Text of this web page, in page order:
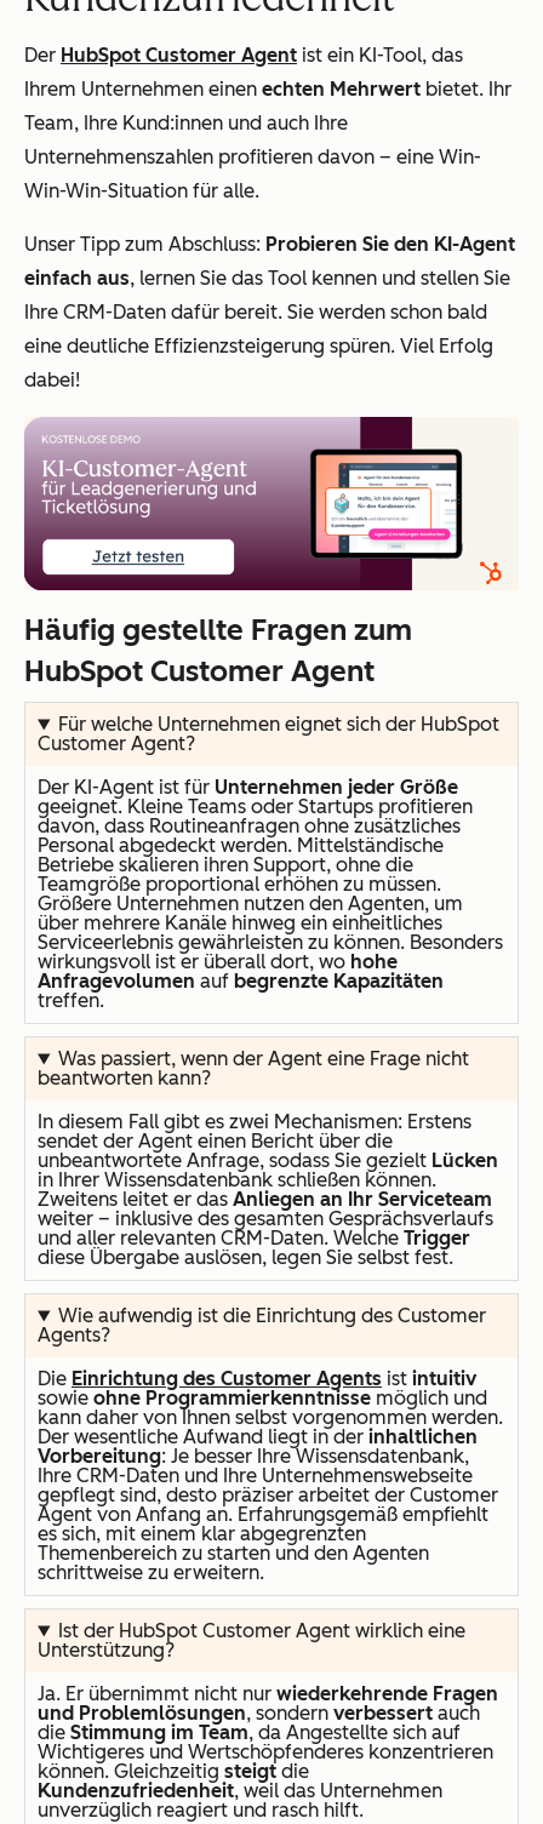
Der HubSpot Customer Agent ist ein KI-Tool, das
Ihrem Unternehmen einen echten Mehrwert bietet. Ihr
Team, Ihre Kund:innen und auch Ihre
Unternehmenszahlen profitieren davon – eine Win-
Win-Win-Situation für alle.
Unser Tipp zum Abschluss: Probieren Sie den KI-Agent
einfach aus, lernen Sie das Tool kennen und stellen Sie
Ihre CRM-Daten dafür bereit. Sie werden schon bald
eine deutliche Effizienzsteigerung spüren. Viel Erfolg
dabei!
Häufig gestellte Fragen zum
HubSpot Customer Agent
Für welche Unternehmen eignet sich der HubSpot
Customer Agent?
Der KI-Agent ist für Unternehmen jeder Größe
geeignet. Kleine Teams oder Startups profitieren
davon, dass Routineanfragen ohne zusätzliches
Personal abgedeckt werden. Mittelständische
Betriebe skalieren ihren Support, ohne die
Teamgröße proportional erhöhen zu müssen.
Größere Unternehmen nutzen den Agenten, um
über mehrere Kanäle hinweg ein einheitliches
Serviceerlebnis gewährleisten zu können. Besonders
wirkungsvoll ist er überall dort, wo hohe
Anfragevolumen auf begrenzte Kapazitäten
treffen.
Was passiert, wenn der Agent eine Frage nicht
beantworten kann?
In diesem Fall gibt es zwei Mechanismen: Erstens
sendet der Agent einen Bericht über die
unbeantwortete Anfrage, sodass Sie gezielt Lücken
in Ihrer Wissensdatenbank schließen können.
Zweitens leitet er das Anliegen an Ihr Serviceteam
weiter – inklusive des gesamten Gesprächsverlaufs
und aller relevanten CRM-Daten. Welche Trigger
diese Übergabe auslösen, legen Sie selbst fest.
Wie aufwendig ist die Einrichtung des Customer
Agents?
Die Einrichtung des Customer Agents ist intuitiv
sowie ohne Programmierkenntnisse möglich und
kann daher von Ihnen selbst vorgenommen werden.
Der wesentliche Aufwand liegt in der inhaltlichen
Vorbereitung: Je besser Ihre Wissensdatenbank,
Ihre CRM-Daten und Ihre Unternehmenswebseite
gepflegt sind, desto präziser arbeitet der Customer
Agent von Anfang an. Erfahrungsgemäß empfiehlt
es sich, mit einem klar abgegrenzten
Themenbereich zu starten und den Agenten
schrittweise zu erweitern.
Ist der HubSpot Customer Agent wirklich eine
Unterstützung?
Ja. Er übernimmt nicht nur wiederkehrende Fragen
und Problemlösungen, sondern verbessert auch
die Stimmung im Team, da Angestellte sich auf
Wichtigeres und Wertschöpfenderes konzentrieren
können. Gleichzeitig steigt die
Kundenzufriedenheit, weil das Unternehmen
unverzüglich reagiert und rasch hilft.